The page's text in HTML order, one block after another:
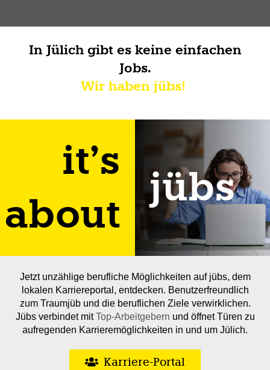
In Jülich gibt es keine einfachen
Jobs.
Wir haben jübs!
it’s
about
jübs
Jetzt unzählige berufliche Möglichkeiten auf jübs, dem
lokalen Karriereportal, entdecken. Benutzerfreundlich
zum Traumjüb und die beruflichen Ziele verwirklichen.
Jübs verbindet mitTop-Arbeitgebern und öffnet Türen zu
aufregenden Karrieremöglichkeiten in und um Jülich.
Karriere-Portal